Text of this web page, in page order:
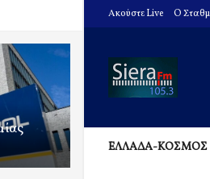
Ακούστε Live O
ΕΛΛΑΔΑ-ΚΟΣΜΟΣ